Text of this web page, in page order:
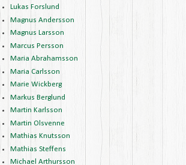
Lukas Forslund
Magnus Andersson
Magnus Larsson
Marcus Persson
Maria Abrahamsson
Maria Carlsson
Marie Wickberg
Markus Berglund
Martin Karlsson
Martin Olsvenne
Mathias Knutsson
Mathias Steffens
Michael Arthursson